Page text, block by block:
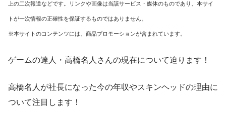
上の二次報道などです。リンクや画像は当該サービス・媒体のものであり、本サイ
トが一次情報の正確性を保証するものではありません。
※本サイトのコンテンツには、商品プロモーションが含まれています。
ゲームの達人・高橋名人さんの現在について迫ります！
高橋名人が社長になった今の年収やスキンヘッドの理由に
ついて注目します！